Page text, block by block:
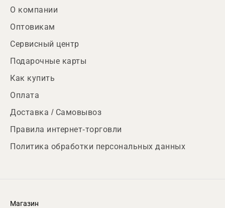
О компании
Оптовикам
Сервисный центр
Подарочные карты
Как купить
Оплата
Доставка / Самовывоз
Правила интернет-торговли
Политика обработки персональных данных
Магазин